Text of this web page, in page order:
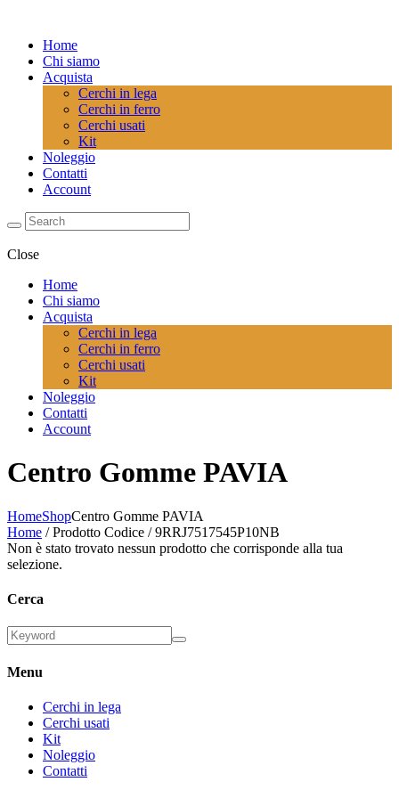
Home
Chi siamo
Acquista
Cerchi in lega
Cerchi in ferro
Cerchi usati
Kit
Noleggio
Contatti
Account
Close
Home
Chi siamo
Acquista
Cerchi in lega
Cerchi in ferro
Cerchi usati
Kit
Noleggio
Contatti
Account
Centro Gomme PAVIA
HomeShopCentro Gomme PAVIA
Home / Prodotto Codice / 9RRJ7517545P10NB
Non è stato trovato nessun prodotto che corrisponde alla tua
selezione.
Cerca
Menu
Cerchi in lega
Cerchi usati
Kit
Noleggio
Contatti